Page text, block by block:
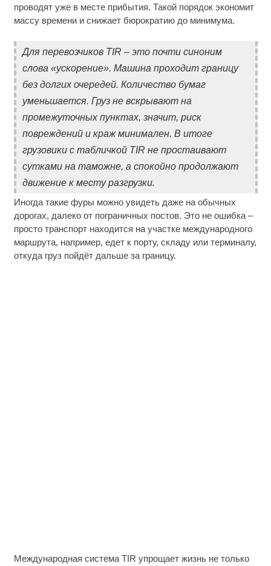
проводят уже в месте прибытия. Такой порядок экономит
массу времени и снижает бюрократию до минимума.
Для перевозчиков TIR – это почти синоним
слова «ускорение». Машина проходит границу
без долгих очередей. Количество бумаг
уменьшается. Груз не вскрывают на
промежуточных пунктах, значит, риск
повреждений и краж минимален. В итоге
грузовики с табличкой TIR не простаивают
сутками на таможне, а спокойно продолжают
движение к месту разгрузки.
Иногда такие фуры можно увидеть даже на обычных
дорогах, далеко от пограничных постов. Это не ошибка –
просто транспорт находится на участке международного
маршрута, например, едет к порту, складу или терминалу,
откуда груз пойдёт дальше за границу.
Международная система TIR упрощает жизнь не только